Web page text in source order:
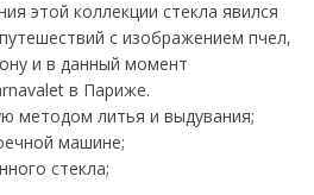
этой коллекции стекла явился
с изображением пчел,
и в данный момент
в Париже.
методом литья и выдувания;
машине;
стекла;